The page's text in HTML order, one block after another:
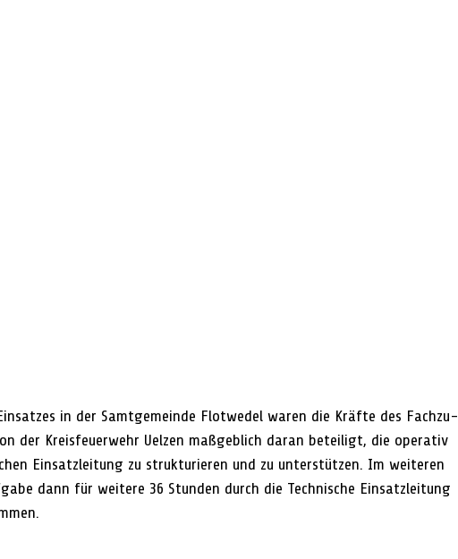
in der Samtgemeinde Flotwedel waren die Kräfte des Fachzu-
der Kreisfeuerwehr Uelzen maßgeblich daran beteiligt, die operativ
Einsatzleitung zu strukturieren und zu unterstützen. Im weiteren
dann für weitere 36 Stunden durch die Technische Einsatzleitung